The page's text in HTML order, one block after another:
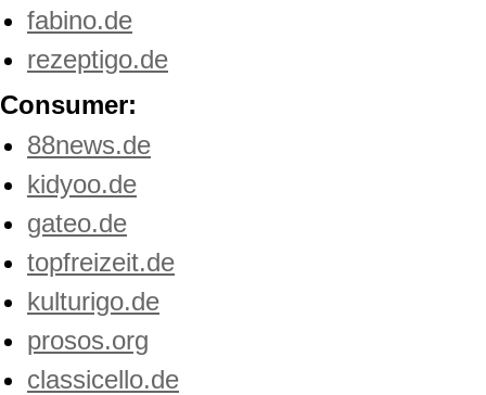
fabino.de
rezeptigo.de
Consumer:
88news.de
kidyoo.de
gateo.de
topfreizeit.de
kulturigo.de
prosos.org
classicello.de